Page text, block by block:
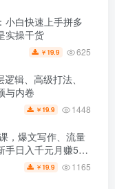
小白快速上手拼多
实操干货
￥ 19.9 625
辑、高级打法、
与内卷
￥ 19.9 1448
，爆文写作、流量
手日入千元月赚5万
￥ 19.9 1165